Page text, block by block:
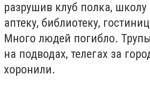
разрушив клуб полка,
аптеку, библиотеку,
Много людей погибло.
на подводах, телегах за
хоронили.